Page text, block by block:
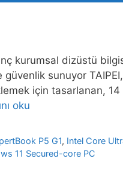
kurumsal dizüstü
sunuyor
için tasarlanan,
oku
P5 G1, Intel Core
11 Secured-core PC